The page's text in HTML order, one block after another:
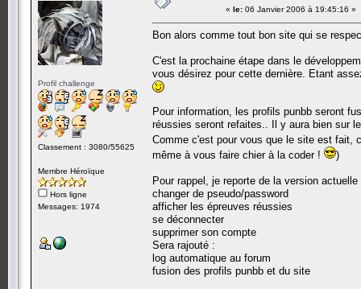
Profil challenge
Classement : 3080/55625
Membre Héroïque
Hors ligne
Messages: 1974
« le: 06 Janvier 2006 à 19:45:16 »
Bon alors comme tout bon site qui se
C'est la prochaine étape dans le
vous désirez pour cette dernière. Etant
Pour information, les profils punbb seront
réussies seront refaites.. Il y aura bien sur
Comme c'est pour vous que le site est
même à vous faire chier à la coder !
)
Pour rappel, je reporte de la version actuelle
changer de pseudo/password
afficher les épreuves réussies
se déconnecter
supprimer son compte
Sera rajouté :
log automatique au forum
fusion des profils punbb et du site